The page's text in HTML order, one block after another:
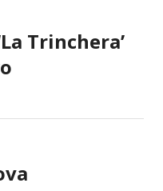
Trinchera’